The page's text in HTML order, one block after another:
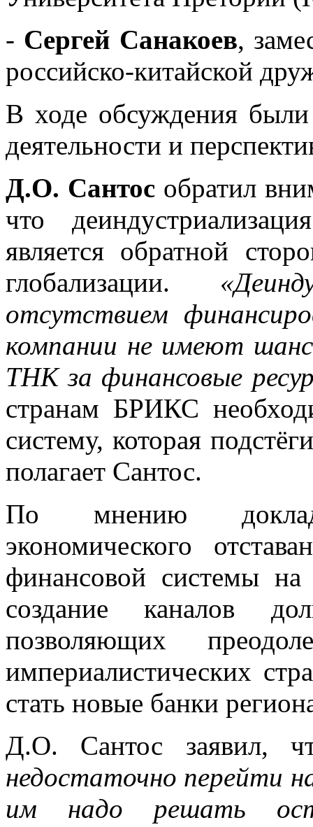
- Сергей Санакоев,
российско-китайской
В ходе обсуждения были
деятельности и
Д.О. Сантос обратил
что
является обратной
глобализации.
отсутствием
компании не имеют
ТНК за финансовые
странам БРИКС
систему, которая
полагает Сантос.
По мнению
экономического
финансовой системы
создание каналов
позволяющих
империалистических
стать новые банки
Д.О. Сантос заявил,
недостаточно перейти
им надо решать